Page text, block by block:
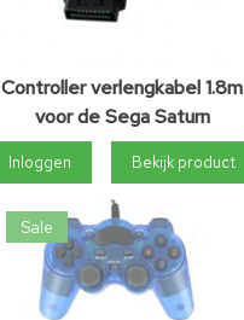
Controller verlengkabel 1.8m
voor de Sega Saturn
Inloggen Bekijk product
Sale